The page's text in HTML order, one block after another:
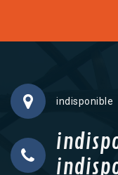
indisponible